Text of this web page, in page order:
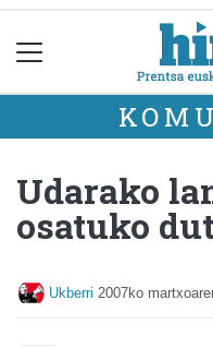
Udarako
osatuko
Ukberri 2007ko